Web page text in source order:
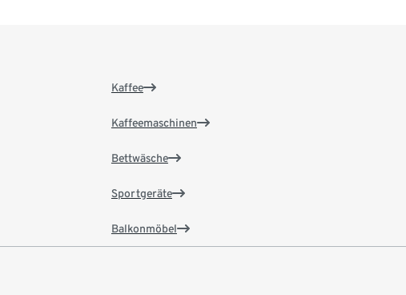
Kaffee
Kaffeemaschinen
Bettwäsche
Sportgeräte
Balkonmöbel